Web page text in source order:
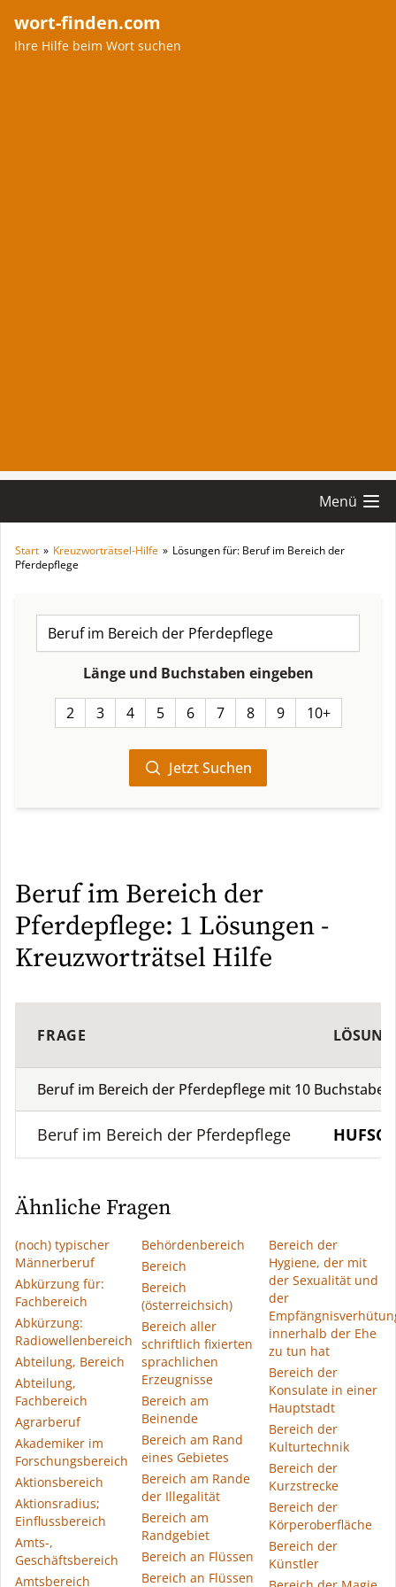
wort-finden.com
Ihre Hilfe beim Wort suchen
Menü
Start » Kreuzworträtsel-Hilfe » Lösungen für: Beruf im Bereich der
Pferdepflege
Länge und Buchstaben eingeben
2 3 4 5 6 7 8 9 10+
Jetzt Suchen
Beruf im Bereich der
Pferdepflege: 1 Lösungen -
Kreuzworträtsel Hilfe
FRAGE LÖSUNG
Beruf im Bereich der Pferdepflege mit 10 Buchstaben
Beruf im Bereich der Pferdepflege
Ähnliche Fragen
(noch) typischer
Männerberuf
Abkürzung für:
Fachbereich
Abkürzung:
Radiowellenbereich
Abteilung, Bereich
Abteilung,
Fachbereich
Agrarberuf
Akademiker im
Forschungsbereich
Aktionsbereich
Aktionsradius;
Einflussbereich
Amts-,
Geschäftsbereich
Amtsbereich
Behördenbereich
Bereich
Bereich
(österreichsich)
Bereich aller
schriftlich fixierten
sprachlichen
Erzeugnisse
Bereich am
Beinende
Bereich am Rand
eines Gebietes
Bereich am Rande
der Illegalität
Bereich am
Randgebiet
Bereich an Flüssen
Bereich an Flüssen
Bereich der
Hygiene, der mit
der Sexualität und
der
innerhalb der Ehe
zu tun hat
Bereich der
Konsulate in einer
Hauptstadt
Bereich der
Kulturtechnik
Bereich der
Kurzstrecke
Bereich der
Körperoberfläche
Bereich der
Künstler